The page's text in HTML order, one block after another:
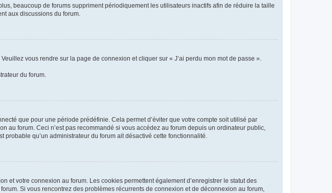
beaucoup de forums suppriment périodiquement les utilisateurs inactifs afin de réduire la taille
aux discussions du forum.
vous rendre sur la page de connexion et cliquer sur « J’ai perdu mon mot de passe ».
du forum.
que pour une période prédéfinie. Cela permet d’éviter que votre compte soit utilisé par
au forum. Ceci n’est pas recommandé si vous accédez au forum depuis un ordinateur public,
probable qu’un administrateur du forum ait désactivé cette fonctionnalité.
et votre connexion au forum. Les cookies permettent également d’enregistrer le statut des
Si vous rencontrez des problèmes récurrents de connexion et de déconnexion au forum,